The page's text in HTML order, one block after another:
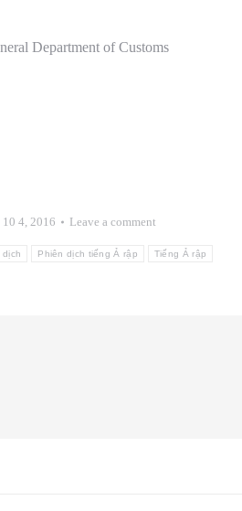
Department of Customs
4, 2016 Leave a comment
dịch Phiên dịch tiếng Ả rập Tiếng Ả rập